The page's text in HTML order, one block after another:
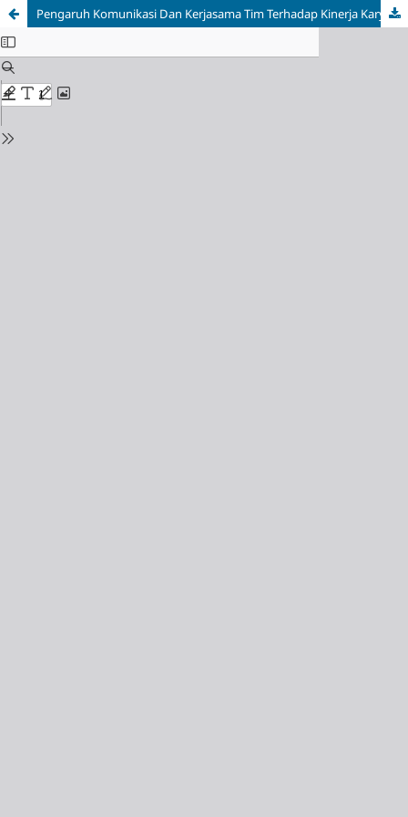
Pengaruh Komunikasi Dan Kerjasama Tim Terhadap Kinerja Karyawan PT Virgi Motor Karawang